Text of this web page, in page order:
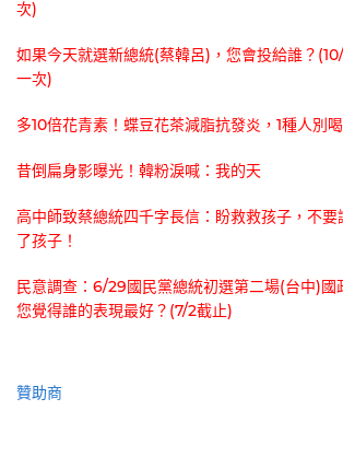
次)
如果今天就選新總統(蔡韓呂)，您會投給誰？
一次)
多10倍花青素！蝶豆花茶減脂抗發炎，1種人別喝
昔倒扁身影曝光！韓粉淚喊：我的天
高中師致蔡總統四千字長信：盼救救孩子，不
了孩子！
民意調查：6/29國民黨總統初選第二場(台中)國
您覺得誰的表現最好？(7/2截止)
贊助商